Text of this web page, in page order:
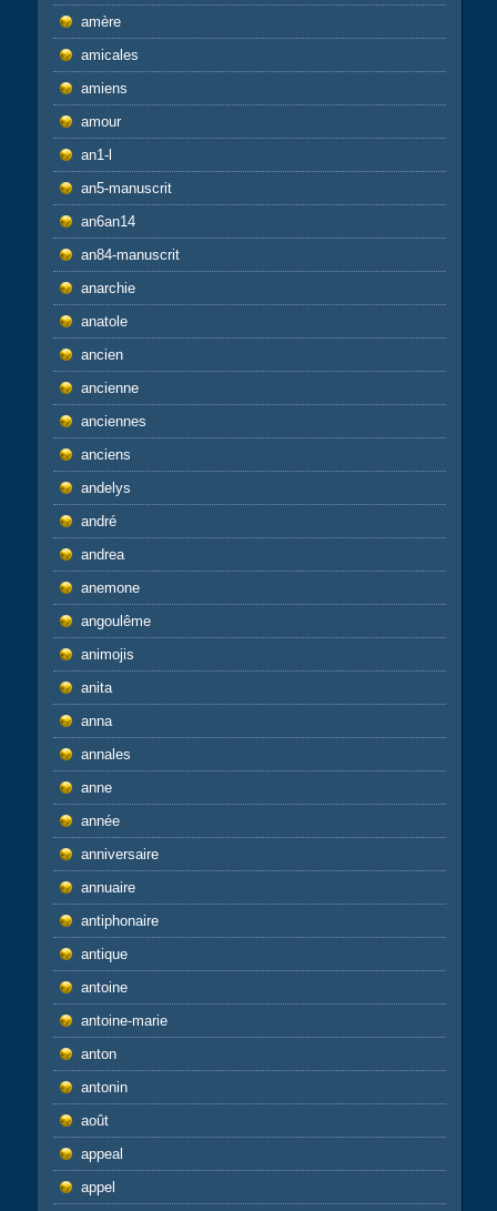
amère
amicales
amiens
amour
an1-l
an5-manuscrit
an6an14
an84-manuscrit
anarchie
anatole
ancien
ancienne
anciennes
anciens
andelys
andré
andrea
anemone
angoulême
animojis
anita
anna
annales
anne
année
anniversaire
annuaire
antiphonaire
antique
antoine
antoine-marie
anton
antonin
août
appeal
appel